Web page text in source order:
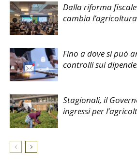
Dalla riforma
cambia l’agricoltura
Fino a dove si può
controlli sui
Stagionali, il
ingressi per